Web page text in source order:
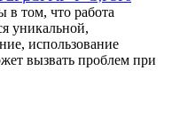
том, что работа
уникальной,
использование
вызвать проблем при